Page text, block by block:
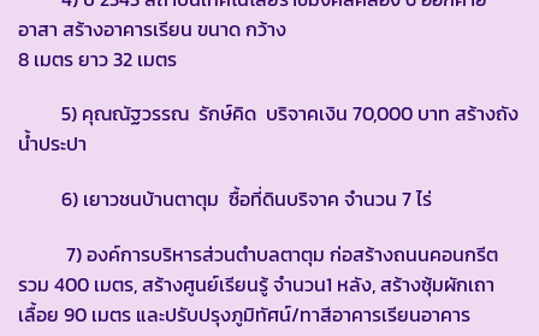
อาสา สร้างอาคารเรียน ขนาด กว้าง
8 เมตร ยาว 32 เมตร
5) คุณณัฐวรรณ รักษ์คิด บริจาคเงิน 70,000 บาท สร้างถัง
น้ำประปา
6) เยาวชนบ้านตาตุม ซื้อที่ดินบริจาค จำนวน 7 ไร่
7) องค์การบริหารส่วนตำบลตาตุม ก่อสร้างถนนคอนกรีต
รวม 400 เมตร, สร้างศูนย์เรียนรู้ จำนวน1 หลัง, สร้างซุ้มผักเถา
เลื้อย 90 เมตร และปรับปรุงภูมิทัศน์/ทาสีอาคารเรียนอาคาร